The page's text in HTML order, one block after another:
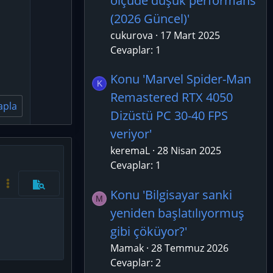
seçenek…
aç/kapat
Daha fazla seçenek…
Önizleme
(2026 Güncel)'
cukurova
17 Mart 2025
Cevaplar: 1
K
Konu 'Marvel Spider-Man
Remastered RTX 4050
Dizüstü PC 30-40 FPS
veriyor'
keremaL 28 Nisan 2025
Cevaplar: 1
M
Konu 'Bilgisayar sanki
yeniden başlatılıyormuş
gibi çöküyor?'
Mamak 28 Temmuz 2026
Cevaplar: 2